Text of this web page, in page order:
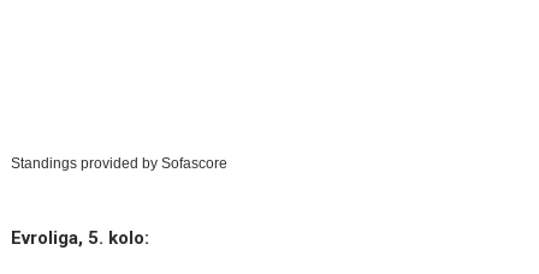
Standings provided bySofascore
Evroliga, 5. kolo: